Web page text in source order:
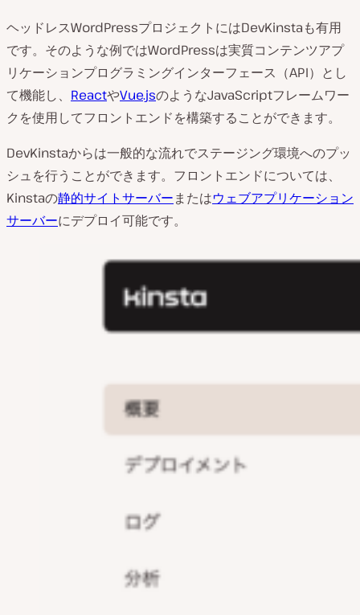
ヘッドレスWordPressプロジェクトにはDevKinstaも有用
です。そのような例ではWordPressは実質コンテンツアプ
リケーションプログラミングインターフェース（API）とし
て機能し、 ReactやVue.jsのようなJavaScriptフレームワー
クを使用してフロントエンドを構築することができます。
DevKinstaからは一般的な流れでステージング環境へのプッ
シュを行うことができます。フロントエンドについては、
Kinstaの静的サイトサーバーまたはウェブアプリケーション
サーバーにデプロイ可能です。